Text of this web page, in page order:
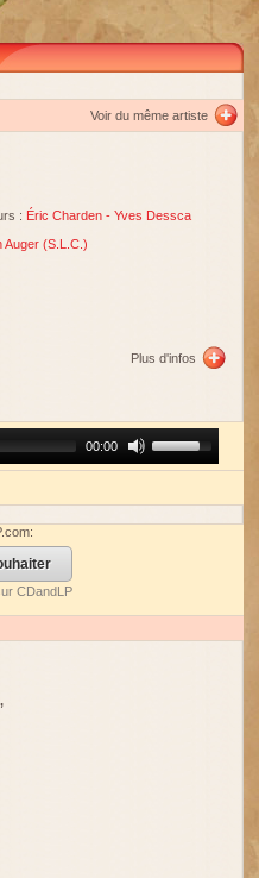
Voir du même artiste
: Éric Charden - Yves Dessca
Auger (S.L.C. )
Plus d'infos
00:00
Up/Down
Arrow
increase
or
CDandLP